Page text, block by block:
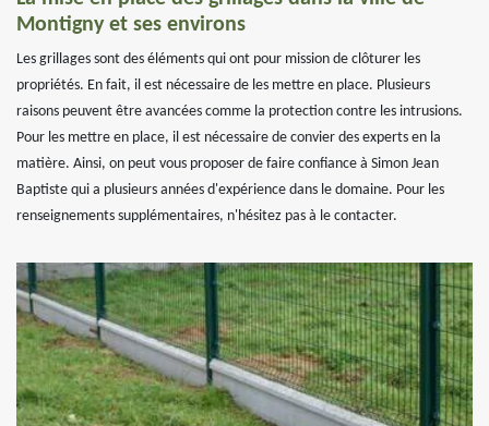
Montigny et ses environs
Les grillages sont des éléments qui ont pour mission de clôturer les
propriétés. En fait, il est nécessaire de les mettre en place. Plusieurs
raisons peuvent être avancées comme la protection contre les intrusions.
Pour les mettre en place, il est nécessaire de convier des experts en la
matière. Ainsi, on peut vous proposer de faire confiance à Simon Jean
Baptiste qui a plusieurs années d'expérience dans le domaine. Pour les
renseignements supplémentaires, n'hésitez pas à le contacter.